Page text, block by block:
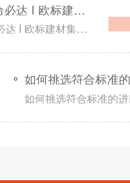
骨：精钢打造，不易损坏，寿
强，从根源避免吊顶开裂、下
凝心聚力 使命必达 I 欧标建材集团《 执行》培训分享会
凝心聚力 使命必达 I 欧标建材集团《 执行》培训分享会
如何挑选符合标准
如何挑选符合标准的